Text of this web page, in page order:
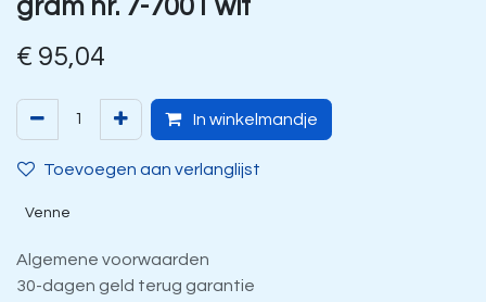
gram nr. 7-7001 wit
€ 95,04
In winkelmandje
Toevoegen aan verlanglijst
Venne
Algemene voorwaarden
30-dagen geld terug garantie